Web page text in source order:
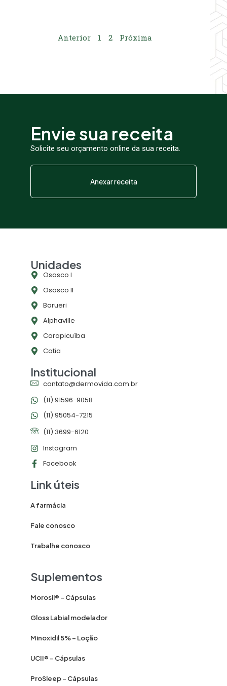
Anterior 1 2 Próxima
Envie sua receita
Solicite seu orçamento online da sua receita.
Anexar receita
Unidades
Osasco l
Osasco ll
Barueri
Alphaville
Carapicuíba
Cotia
Institucional
contato@dermovida.com.br
(11) 91596-9058
(11) 95054-7215
(11) 3699-6120
Instagram
Facebook
Link úteis
A farmácia
Fale conosco
Trabalhe conosco
Suplementos
Morosil® – Cápsulas
Gloss Labial modelador
Minoxidil 5% – Loção
UCII® – Cápsulas
ProSleep – Cápsulas